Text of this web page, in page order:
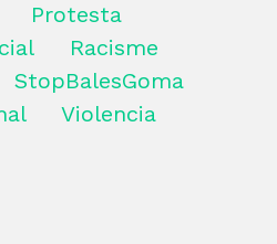
Protesta
Racisme
StopBalesGoma
Violencia